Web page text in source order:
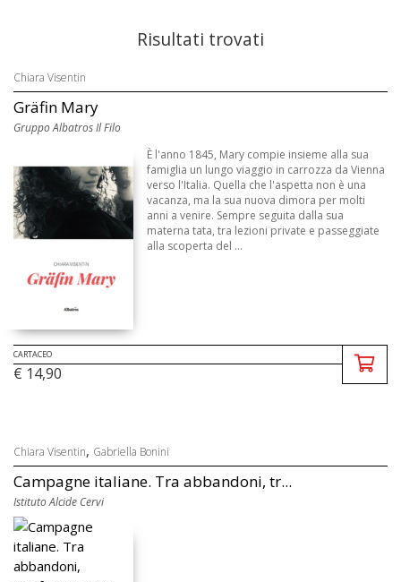
Risultati trovati
Chiara Visentin
Gräfin Mary
Gruppo Albatros Il Filo
È l'anno 1845, Mary compie insieme alla sua
famiglia un lungo viaggio in carrozza da Vienna
verso l'Italia. Quella che l'aspetta non è una
vacanza, ma la sua nuova dimora per molti
anni a venire. Sempre seguita dalla sua
materna tata, tra lezioni private e passeggiate
alla scoperta del ...
CARTACEO
€ 14,90
Chiara Visentin, Gabriella Bonini
Campagne italiane. Tra abbandoni, tr...
Istituto Alcide Cervi